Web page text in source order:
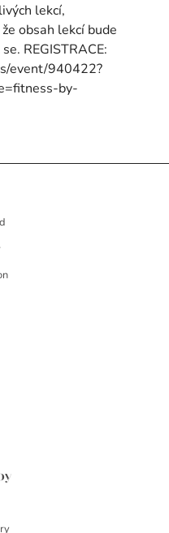
lekcí,
obsah lekcí bude
REGISTRACE:
event/940422?
by-